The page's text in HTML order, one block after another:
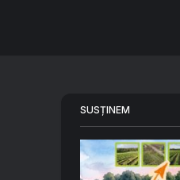
SUSȚINEM